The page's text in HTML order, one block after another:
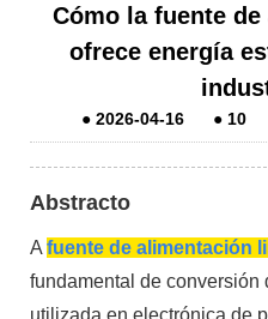
Cómo la fuente
ofrece energía
● 2026-04-16 ● 10
Abstracto
A fuente de alimentación
fundamental de conversión
utilizada en electrónica de